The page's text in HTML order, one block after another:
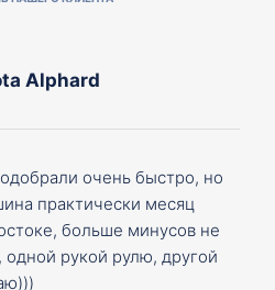
Alphard
очень быстро, но
практически месяц
больше минусов не
рукой рулю, другой